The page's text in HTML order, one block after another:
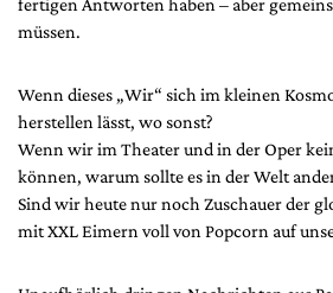
müssen.
Wenn dieses „Wir“ sich im kleinen
herstellen lässt, wo sonst?
Wenn wir im Theater und in der Oper
können, warum sollte es in der Welt
Sind wir heute nur noch Zuschauer der
mit XXL Eimern voll von Popcorn auf